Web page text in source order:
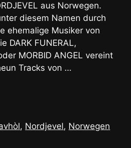
aus Norwegen.
diesem Namen durch
ehemalige Musiker von
DARK FUNERAL,
MORBID ANGEL vereint
Tracks von …
, Nordjevel, Norwegen